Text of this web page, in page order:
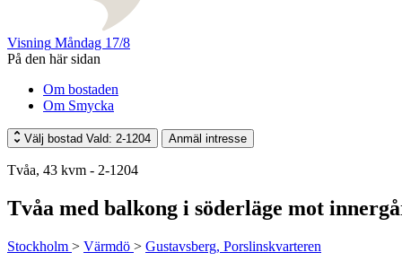
Visning Måndag 17/8
På den här sidan
Om bostaden
Om Smycka
Välj bostad Vald: 2-1204 Anmäl intresse
Tvåa, 43 kvm - 2-1204
Tvåa med balkong i söderläge mot
Stockholm > Värmdö > Gustavsberg, Porslinskvarteren